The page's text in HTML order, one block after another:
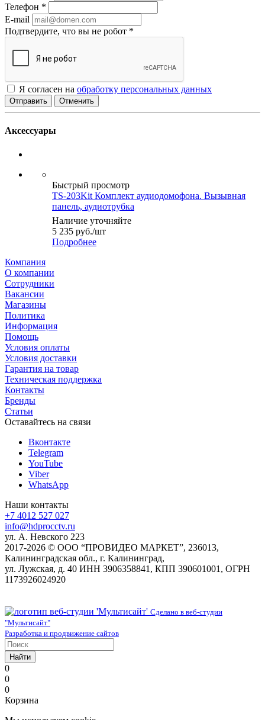
Телефон *
E-mail
Подтвердите, что вы не робот *
Я согласен на обработку персональных данных
Отменить
Аксессуары
Быстрый просмотр
TS-203Kit Комплект аудиодомофона. Вызывная
панель, аудиотрубка
Наличие уточняйте
5 235 руб./шт
Подробнее
Компания
О компании
Сотрудники
Вакансии
Магазины
Политика
Информация
Помощь
Условия оплаты
Условия доставки
Гарантия на товар
Техническая поддержка
Контакты
Бренды
Статьи
Оставайтесь на связи
Вконтакте
Telegram
YouTube
Viber
WhatsApp
Наши контакты
+7 4012 527 027
info@hdprocctv.ru
ул. А. Невского 223
2017-2026 © ООО “ПРОВИДЕО МАРКЕТ”, 236013,
Калининградская обл., г. Калининград,
ул. Лужская, д. 40 ИНН 3906358841, КПП 390601001, ОГРН
1173926024920
Сделано в веб-студии
"Мультисайт"
Разработка и продвижение сайтов
Найти
0
0
0
Корзина